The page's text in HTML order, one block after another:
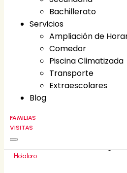
Escuela Infantil (0-3)
Bachillerato
Servicios
Ampliación de
Comedor
Piscina Climatizada
Transporte
Extraescolares
Blog
FAMILIAS
Holaloro
Bachillerato
Servicios
Ampliación de
Comedor
Piscina Climatizada
Transporte
Extraescolares
Blog
FAMILIAS
VISITAS